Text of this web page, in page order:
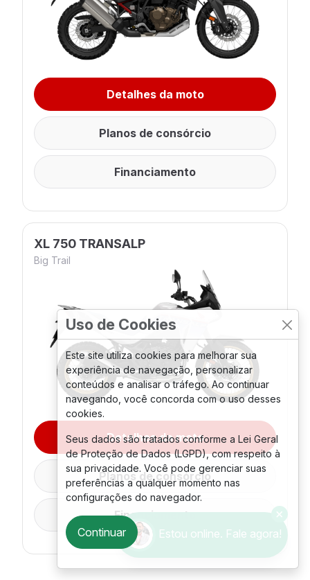
Detalhes da moto
Planos de consórcio
Financiamento
XL 750 TRANSALP
Big Trail
Detalhes da moto
Planos de consórcio
Financiamento
Estou online. Fale agora!
Uso de Cookies
Este site utiliza cookies para melhorar sua
experiência de navegação, personalizar
conteúdos e analisar o tráfego. Ao continuar
navegando, você concorda com o uso desses
cookies.
Seus dados são tratados conforme a Lei Geral
de Proteção de Dados (LGPD), com respeito à
sua privacidade. Você pode gerenciar suas
preferências a qualquer momento nas
configurações do navegador.
Continuar